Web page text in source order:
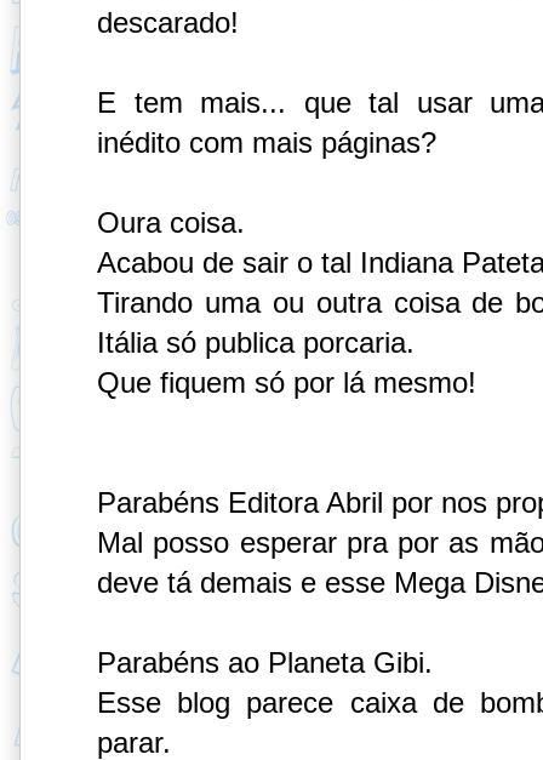
descarado!
E tem mais... que tal usar
inédito com mais páginas?
Oura coisa.
Acabou de sair o tal Indiana
Tirando uma ou outra coisa de
Itália só publica porcaria.
Que fiquem só por lá mesmo!
Parabéns Editora Abril por nos
Mal posso esperar pra por as
deve tá demais e esse Mega
Parabéns ao Planeta Gibi.
Esse blog parece caixa de
parar.